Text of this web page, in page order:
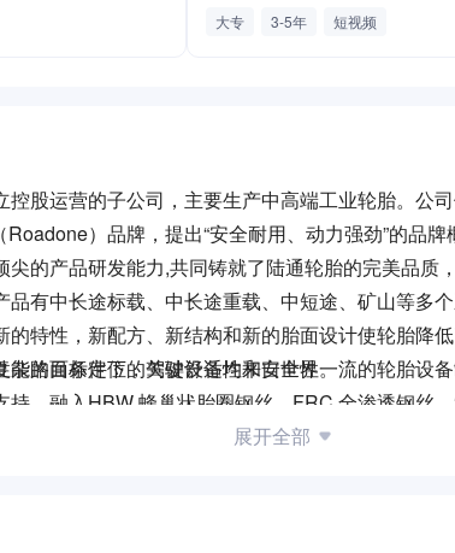
大专 3-5年 短视频
股运营的子公司，主要生产中高端工业轮胎。公
Roadone）品牌，提出“安全耐用、动力强劲”的品
的产品研发能力,共同铸就了陆通轮胎的完美品质
有中长途标载、中长途重载、中短途、矿山等多
特性，新配方、新结构和新的胎面设计使轮胎降
路面条件下的驾驶舒适性和安全性。
的目标定位，关键设备均来自世界一流的轮胎设
，融入HBW 蜂巢状胎圈钢丝、FRC 全渗透钢丝
特设计。生产管理实施网络控制技术，产品具有突
地，为提高中国轮胎行业的整体技术水平、促进
展开全部